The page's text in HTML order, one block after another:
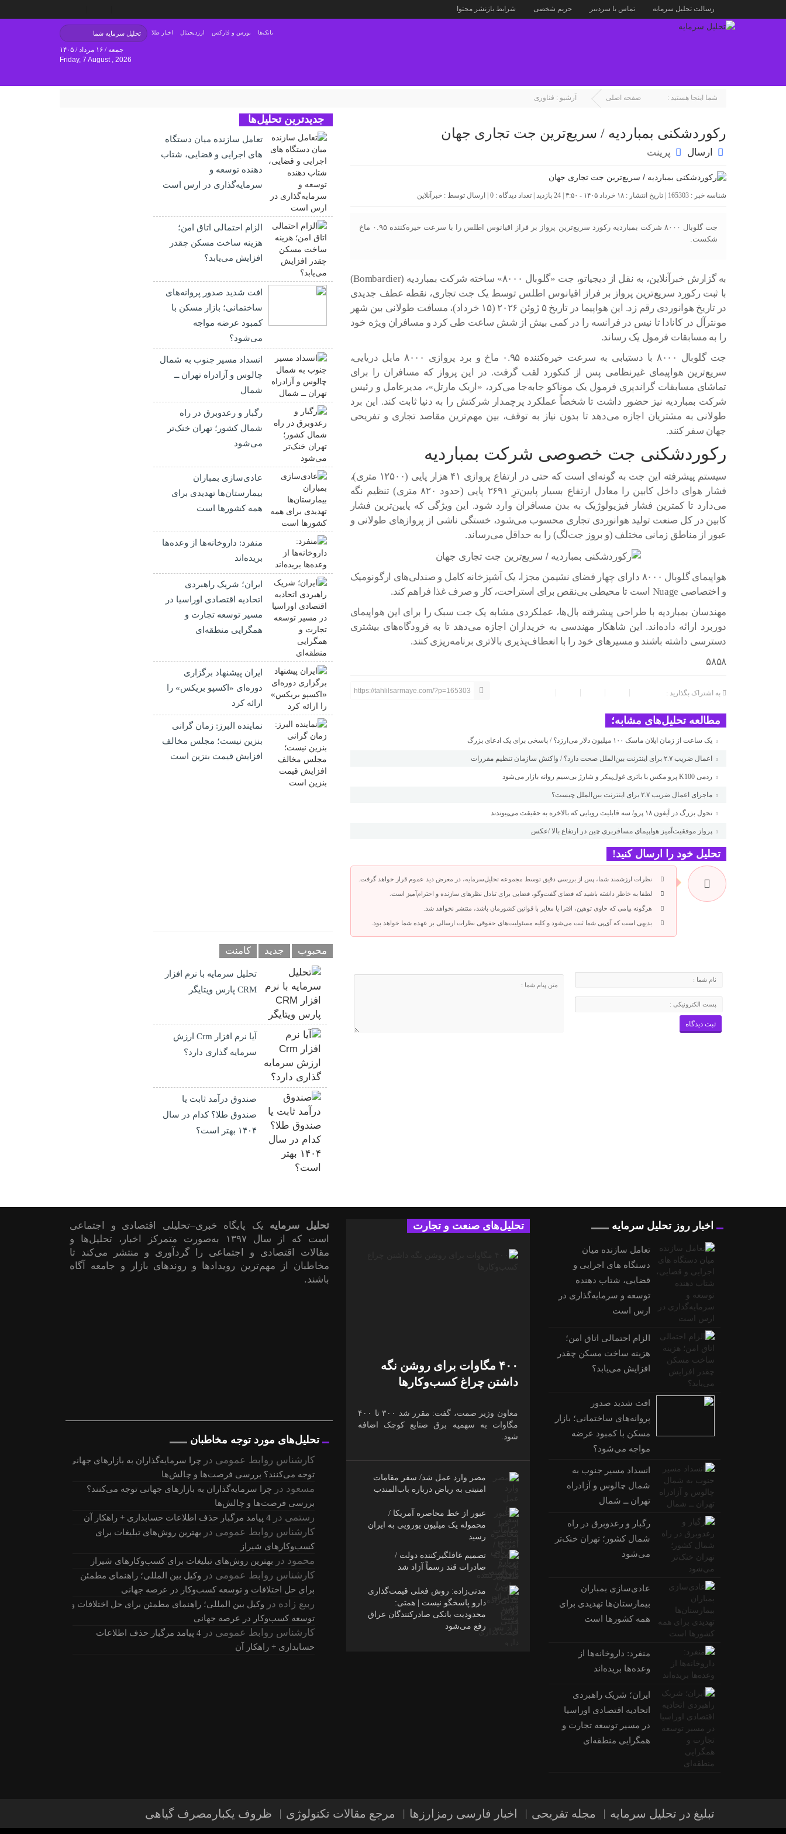
رسالت تحلیل سرمایه تماس با سردبیر حریم شخصی شرایط بازنشر محتوا
اخبار طلا ارزدیجیتال بورس و فارکس بانک‌ها
جمعه / ۱۶ مرداد / ۱۴۰۵
Friday, 7 August , 2026
شما اینجا هستید : صفحه اصلی آرشیو : فناوری
رکوردشکنی بمباردیه / سریع‌ترین جت تجاری جهان
ارسال پرینت
شناسه خبر : 165303 | تاریخ انتشار : ۱۸ خرداد ۱۴۰۵ - ۳:۵۰ | 24 بازدید | تعداد دیدگاه : 0 | ارسال توسط : خبرآنلاین
جت گلوبال ۸۰۰۰ شرکت بمباردیه رکورد سریع‌ترین پرواز بر فراز اقیانوس اطلس را با سرعت خیره‌کننده ۰.۹۵ ماخ
شکست.
به گزارش خبرآنلاین، به نقل از دیجیاتو، جت «گلوبال ۸۰۰۰» ساخته شرکت بمباردیه (Bombardier)
با ثبت رکورد سریع‌ترین پرواز بر فراز اقیانوس اطلس توسط یک جت تجاری، نقطه عطف جدیدی
در تاریخ هوانوردی رقم زد. این هواپیما در تاریخ ۵ ژوئن ۲۰۲۶ (۱۵ خرداد)، مسافت طولانی بین شهر
مونترآل در کانادا تا نیس در فرانسه را در کمی بیش از شش ساعت طی کرد و مسافران ویژه خود
را به مسابقات فرمول یک رساند.
جت گلوبال ۸۰۰۰ با دستیابی به سرعت خیره‌کننده ۰.۹۵ ماخ و برد پروازی ۸۰۰۰ مایل دریایی،
سریع‌ترین هواپیمای غیرنظامی پس از کنکورد لقب گرفت. در این پرواز که مسافران را برای
تماشای مسابقات گراندپری فرمول یک موناکو جابه‌جا می‌کرد، «اریک مارتل»، مدیرعامل و رئیس
شرکت بمباردیه نیز حضور داشت تا شخصاً عملکرد پرچمدار شرکتش را به دنیا ثابت کند. این برد
طولانی به مشتریان اجازه می‌دهد تا بدون نیاز به توقف، بین مهم‌ترین مقاصد تجاری و تفریحی
جهان سفر کنند.
رکوردشکنی جت خصوصی شرکت بمباردیه
سیستم پیشرفته این جت به گونه‌ای است که حتی در ارتفاع پروازی ۴۱ هزار پایی (۱۲۵۰۰ متری)،
فشار هوای داخل کابین را معادل ارتفاع بسیار پایین‌ترِ ۲۶۹۱ پایی (حدود ۸۲۰ متری) تنظیم نگه
می‌دارد تا کمترین فشار فیزیولوژیک به بدن مسافران وارد شود. این ویژگی که پایین‌ترین فشار
کابین در کل صنعت تولید هوانوردی تجاری محسوب می‌شود، خستگی ناشی از پروازهای طولانی و
عبور از مناطق زمانی مختلف (و بروز جت‌لگ) را به حداقل می‌رساند.
هواپیمای گلوبال ۸۰۰۰ دارای چهار فضای نشیمن مجزا، یک آشپزخانه کامل و صندلی‌های ارگونومیک
و اختصاصی Nuage است تا محیطی بی‌نقص برای استراحت، کار و صرف غذا فراهم کند.
مهندسان بمباردیه با طراحی پیشرفته بال‌ها، عملکردی مشابه یک جت سبک را برای این هواپیمای
‌دوربرد ارائه داده‌اند. این شاهکار مهندسی به خریداران اجازه می‌دهد تا به فرودگاه‌های بیشتری
دسترسی داشته باشند و مسیرهای خود را با انعطاف‌پذیری بالاتری برنامه‌ریزی کنند.
۵۸۵۸
به اشتراک بگذارید : https://tahlilsarmaye.com/?p=165303
مطالعه تحلیل‌های مشابه؛
یک ساعت از زمان ایلان ماسک ۱۰۰ میلیون دلار می‌ارزد؟ / پاسخی برای یک ادعای بزرگ
اعمال ضریب ۲.۷ برای اینترنت بین‌الملل صحت دارد؟ / واکنش سازمان تنظیم مقررات
ردمی K100 پرو مکس با باتری غول‌پیکر و شارژ بی‌سیم روانه بازار می‌شود
ماجرای اعمال ضریب ۲.۷ برای اینترنت بین‌الملل چیست؟
تحول بزرگ در آیفون ۱۸ پرو/ سه قابلیت رویایی که بالاخره به حقیقت می‌پیوندند
پرواز موفقیت‌آمیز هواپیمای مسافربری چین در ارتفاع بالا /عکس
تحلیل خود را ارسال کنید!
نظرات ارزشمند شما، پس از بررسی دقیق توسط مجموعه تحلیل‌سرمایه، در معرض دید عموم قرار خواهد گرفت.
لطفا به خاطر داشته باشید که فضای گفت‌وگو، فضایی برای تبادل نظرهای سازنده و احترام‌آمیز است.
هرگونه پیامی که حاوی توهین، افترا یا مغایر با قوانین کشورمان باشد، منتشر نخواهد شد.
بدیهی است که آی‌پی شما ثبت می‌شود و کلیه مسئولیت‌های حقوقی نظرات ارسالی بر عهده شما خواهد بود.
جدیدترین تحلیل‌ها
تعامل سازنده میان دستگاه‌
های اجرایی و قضایی، شتاب‌
دهنده توسعه و
سرمایه‌گذاری در ارس است
الزام احتمالی اتاق امن؛
هزینه ساخت مسکن چقدر
افزایش می‌یابد؟
افت شدید صدور پروانه‌های
ساختمانی؛ بازار مسکن با
کمبود عرضه مواجه
می‌شود؟
انسداد مسیر جنوب به شمال
چالوس و آزادراه تهران ــ
شمال
رگبار و رعدوبرق در راه
شمال کشور؛ تهران خنک‌تر
می‌شود
عادی‌سازی بمباران
بیمارستان‌ها تهدیدی برای
همه کشورها است
منفرد: داروخانه‌ها از وعده‌ها
بریده‌اند
ایران؛ شریک راهبردی
اتحادیه اقتصادی اوراسیا در
مسیر توسعه تجارت و
همگرایی منطقه‌ای
ایران پیشنهاد برگزاری
دوره‌ای «اکسپو بریکس» را
ارائه کرد
نماینده البرز: زمان گرانی
بنزین نیست؛ مجلس مخالف
افزایش قیمت بنزین است
محبوب جدید کامنت
تحلیل سرمایه با نرم افزار
CRM پارس ویتایگر
آیا نرم افزار Crm ارزش
سرمایه گذاری دارد؟
صندوق درآمد ثابت یا
صندوق طلا؟ کدام در سال
۱۴۰۴ بهتر است؟
اخبار روز تحلیل سرمایه
تعامل سازنده میان
دستگاه‌ های اجرایی و
قضایی، شتاب‌ دهنده
توسعه و سرمایه‌گذاری در
ارس است
الزام احتمالی اتاق امن؛
هزینه ساخت مسکن چقدر
افزایش می‌یابد؟
افت شدید صدور
پروانه‌های ساختمانی؛ بازار
مسکن با کمبود عرضه
مواجه می‌شود؟
انسداد مسیر جنوب به
شمال چالوس و آزادراه
تهران ــ شمال
رگبار و رعدوبرق در راه
شمال کشور؛ تهران خنک‌تر
می‌شود
عادی‌سازی بمباران
بیمارستان‌ها تهدیدی برای
همه کشورها است
منفرد: داروخانه‌ها از
وعده‌ها بریده‌اند
ایران؛ شریک راهبردی
اتحادیه اقتصادی اوراسیا
در مسیر توسعه تجارت و
همگرایی منطقه‌ای
تحلیل‌های صنعت و تجارت
۴۰۰ مگاوات برای روشن نگه
داشتن چراغ کسب‌وکار‌ها
معاون وزیر صمت، گفت: مقرر شد ۳۰۰ تا ۴۰۰
مگاوات به سهمیه برق صنایع کوچک اضافه
شود.
مصر وارد عمل شد/ سفر مقامات
امنیتی به ریاض درباره باب‌المندب
عبور از خط محاصره آمریکا /
محموله یک میلیون یورویی به ایران
رسید
تصمیم غافلگیرکننده دولت /
صادرات قند رسماً آزاد شد
مدنی‌زاده: روش فعلی قیمت‌گذاری
دارو پاسخگو نیست | همتی:
محدودیت بانکی صادرکنندگان عراق
رفع می‌شود
تحلیل سرمایه یک پایگاه خبری–تحلیلی اقتصادی و اجتماعی
است که از سال ۱۳۹۷ به‌صورت متمرکز اخبار، تحلیل‌ها و
مقالات اقتصادی و اجتماعی را گردآوری و منتشر می‌کند تا
مخاطبان از مهم‌ترین رویدادها و روندهای بازار و جامعه آگاه
باشند.
تحلیل‌های مورد توجه مخاطبان
کارشناس روابط عمومی در
چرا سرمایه‌گذاران به بازارهای جهانی
توجه می‌کنند؟ بررسی فرصت‌ها و چالش‌ها
مسعود در
چرا سرمایه‌گذاران به بازارهای جهانی توجه می‌کنند؟
بررسی فرصت‌ها و چالش‌ها
رستمی در4 پیامد مرگبار حذف اطلاعات حسابداری + راهکار آن
کارشناس روابط عمومی در
بهترین روش‌های تبلیغات برای
کسب‌وکارهای شیراز
محمود در بهترین روش‌های تبلیغات برای کسب‌وکارهای شیراز
کارشناس روابط عمومی در
وکیل بین المللی؛ راهنمای مطمئن
برای حل اختلافات و توسعه کسب‌وکار در عرصه جهانی
ربیع زاده در
وکیل بین المللی؛ راهنمای مطمئن برای حل اختلافات و
توسعه کسب‌وکار در عرصه جهانی
کارشناس روابط عمومی در
4 پیامد مرگبار حذف اطلاعات
حسابداری + راهکار آن
تبلیغ در تحلیل سرمایه مجله تفریحی اخبار فارسی رمزارزها مرجع مقالات تکنولوژی ظروف یکبارمصرف گیاهی